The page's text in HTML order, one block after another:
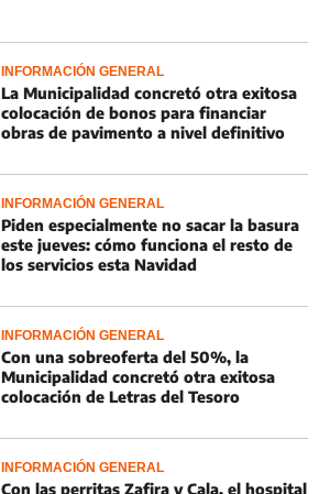
INFORMACIÓN GENERAL
La Municipalidad concretó otra exitosa
colocación de bonos para financiar
obras de pavimento a nivel definitivo
INFORMACIÓN GENERAL
Piden especialmente no sacar la basura
este jueves: cómo funciona el resto de
los servicios esta Navidad
INFORMACIÓN GENERAL
Con una sobreoferta del 50%, la
Municipalidad concretó otra exitosa
colocación de Letras del Tesoro
INFORMACIÓN GENERAL
Con las perritas Zafira y Cala, el hospital